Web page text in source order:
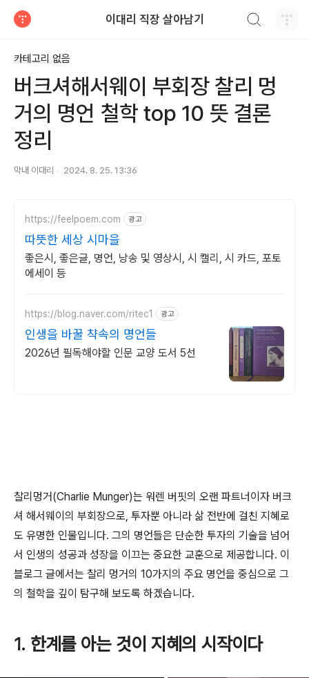
이대리 직장 살아남기
카테고리 없음
버크셔해서웨이 부회장 찰리 멍
거의 명언 철학 top 10 뜻 결론
정리
막내 이대리 2024. 8. 25. 13:36
https://feelpoem.com 광고
따뜻한 세상 시마을
좋은시, 좋은글, 명언, 낭송 및 영상시, 시 캘리, 시 카드, 포토
에세이 등
https://blog.naver.com/ritec1 광고
인생을 바꿀 챡속의 명언들
2026년 필독해야할 인문 교양 도서 5선
찰리멍거(Charlie Munger)는 워렌 버핏의 오랜 파트너이자 버크
셔 해서웨이의 부회장으로, 투자뿐 아니라 삶 전반에 걸친 지혜로
도 유명한 인물입니다. 그의 명언들은 단순한 투자의 기술을 넘어
서 인생의 성공과 성장을 이끄는 중요한 교훈으로 제공합니다. 이
블로그 글에서는 찰리 멍거의 10가지의 주요 명언을 중심으로 그
의 철학을 깊이 탐구해 보도록 하겠습니다.
1. 한계를 아는 것이 지혜의 시작이다